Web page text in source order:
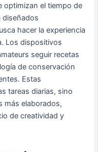
optimizan el tiempo de
diseñados
hacer la experiencia
Los dispositivos
seguir recetas
de conservación
Estas
tareas diarias, sino
más elaborados,
de creatividad y